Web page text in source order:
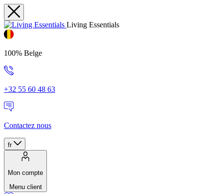
Living Essentials
100% Belge
+32 55 60 48 63
Contactez nous
fr
Mon compte
Menu client